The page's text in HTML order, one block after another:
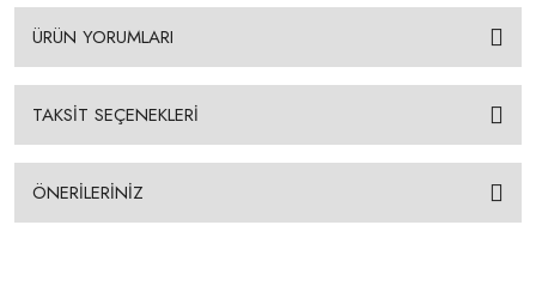
ÜRÜN YORUMLARI
TAKSİT SEÇENEKLERİ
ÖNERİLERİNİZ